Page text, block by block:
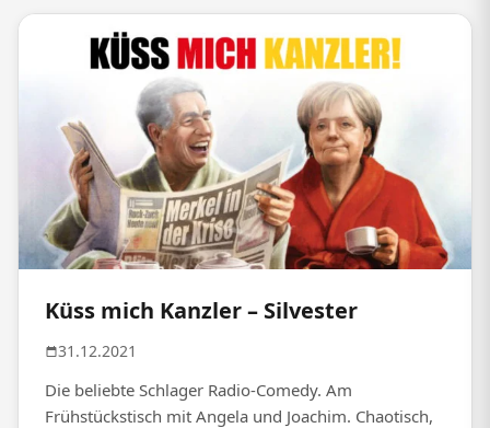
Küss mich Kanzler – Silvester
31.12.2021
Die beliebte Schlager Radio-Comedy. Am
Frühstückstisch mit Angela und Joachim. Chaotisch,